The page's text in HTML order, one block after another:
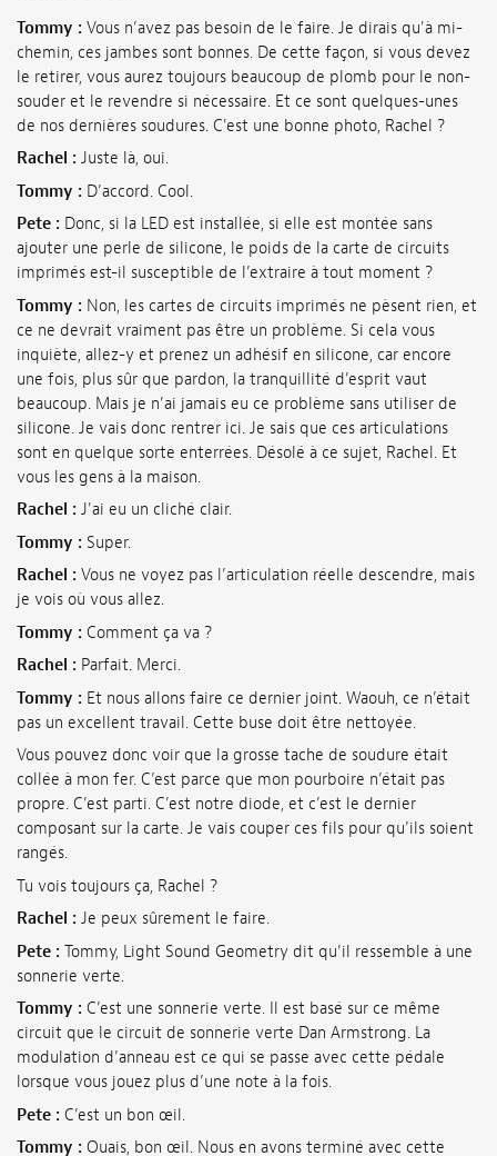
Tommy : Vous n’avez pas besoin de le faire. Je dirais qu'à mi-
chemin, ces jambes sont bonnes. De cette façon, si vous devez
le retirer, vous aurez toujours beaucoup de plomb pour le non-
souder et le revendre si nécessaire. Et ce sont quelques-unes
de nos dernières soudures. C'est une bonne photo, Rachel ?
Rachel : Juste là, oui.
Tommy : D’accord. Cool.
Pete : Donc, si la LED est installée, si elle est montée sans
ajouter une perle de silicone, le poids de la carte de circuits
imprimés est-il susceptible de l’extraire à tout moment ?
Tommy : Non, les cartes de circuits imprimés ne pèsent rien, et
ce ne devrait vraiment pas être un problème. Si cela vous
inquiète, allez-y et prenez un adhésif en silicone, car encore
une fois, plus sûr que pardon, la tranquillité d’esprit vaut
beaucoup. Mais je n’ai jamais eu ce problème sans utiliser de
silicone. Je vais donc rentrer ici. Je sais que ces articulations
sont en quelque sorte enterrées. Désolé à ce sujet, Rachel. Et
vous les gens à la maison.
Rachel : J'ai eu un cliché clair.
Tommy : Super.
Rachel : Vous ne voyez pas l’articulation réelle descendre, mais
je vois où vous allez.
Tommy : Comment ça va ?
Rachel : Parfait. Merci.
Tommy : Et nous allons faire ce dernier joint. Waouh, ce n’était
pas un excellent travail. Cette buse doit être nettoyée.
Vous pouvez donc voir que la grosse tache de soudure était
collée à mon fer. C’est parce que mon pourboire n’était pas
propre. C’est parti. C’est notre diode, et c’est le dernier
composant sur la carte. Je vais couper ces fils pour qu’ils soient
rangés.
Tu vois toujours ça, Rachel ?
Rachel : Je peux sûrement le faire.
Pete : Tommy, Light Sound Geometry dit qu’il ressemble à une
sonnerie verte.
Tommy : C’est une sonnerie verte. Il est basé sur ce même
circuit que le circuit de sonnerie verte Dan Armstrong. La
modulation d’anneau est ce qui se passe avec cette pédale
lorsque vous jouez plus d’une note à la fois.
Pete : C’est un bon œil.
Tommy : Ouais, bon œil. Nous en avons terminé avec cette